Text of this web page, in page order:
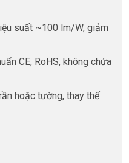
suất ~100 lm/W, giảm
CE, RoHS, không chứa
hoặc tường, thay thế